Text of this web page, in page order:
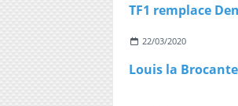
22/03/2020
Louis la